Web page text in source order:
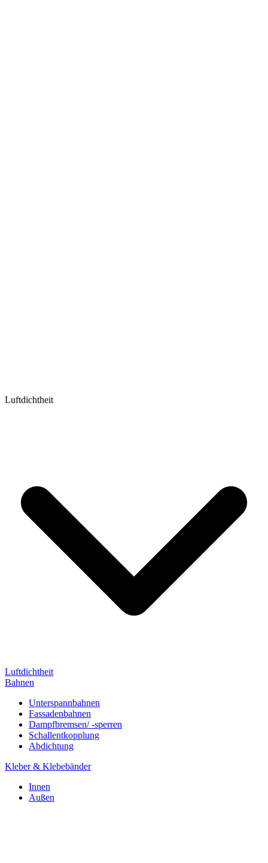
Luftdichtheit
Luftdichtheit
Bahnen
Unterspannbahnen
Fassadenbahnen
Dampfbremsen/ -sperren
Schallentkopplung
Abdichtung
Kleber & Klebebänder
Innen
Außen